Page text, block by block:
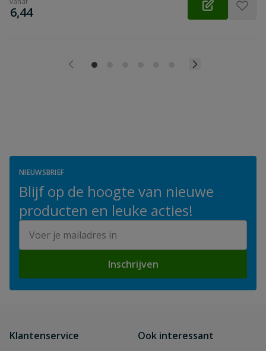
€
6,44
NIEUWSBRIEF
Blijf op de hoogte van nieuwe
producten en leuke acties!
Inschrijven
Klantenservice
Ook interessant